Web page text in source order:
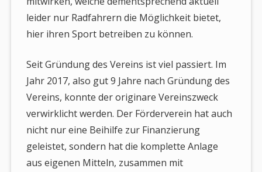
leider nur Radfahrern die Möglichkeit bietet,
hier ihren Sport betreiben zu können.
Seit Gründung des Vereins ist viel passiert. Im
Jahr 2017, also gut 9 Jahre nach Gründung des
Vereins, konnte der originare Vereinszweck
verwirklicht werden. Der Förderverein hat auch
nicht nur eine Beihilfe zur Finanzierung
geleistet, sondern hat die komplette Anlage
aus eigenen Mitteln, zusammen mit